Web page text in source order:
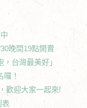
晚間19點開賣
台灣最美好」
！
歡迎大家一起來!
表